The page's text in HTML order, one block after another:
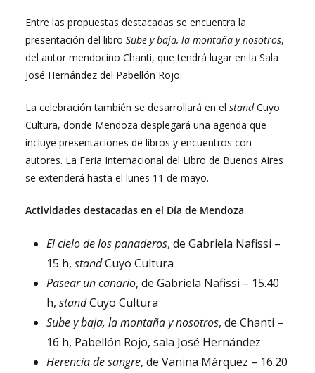
Entre las propuestas destacadas se encuentra la
presentación del libro Sube y baja, la montaña y nosotros,
del autor mendocino Chanti, que tendrá lugar en la Sala
José Hernández del Pabellón Rojo.
La celebración también se desarrollará en el standCuyo
Cultura, donde Mendoza desplegará una agenda que
incluye presentaciones de libros y encuentros con
autores. La Feria Internacional del Libro de Buenos Aires
se extenderá hasta el lunes 11 de mayo.
Actividades destacadas en el Día de Mendoza
El cielo de los panaderos, de Gabriela Nafissi –
15 h, standCuyo Cultura
Pasear un canario, de Gabriela Nafissi – 15.40
h, standCuyo Cultura
Sube y baja, la montaña y nosotros, de Chanti –
16 h, Pabellón Rojo, sala José Hernández
Herencia de sangre, de Vanina Márquez – 16.20